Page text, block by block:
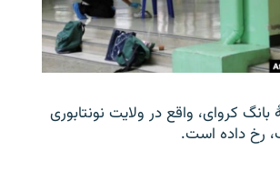
بانگ کروای، واقع در ولایت نونتابوری
رخ داده است.